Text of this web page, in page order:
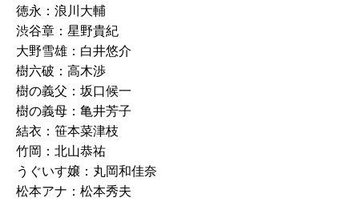
徳永：浪川大輔
渋谷章：星野貴紀
大野雪雄：白井悠介
樹六破：高木渉
樹の義父：坂口候一
樹の義母：亀井芳子
結衣：笹本菜津枝
竹岡：北山恭祐
うぐいす嬢：丸岡和佳奈
松本アナ：松本秀夫